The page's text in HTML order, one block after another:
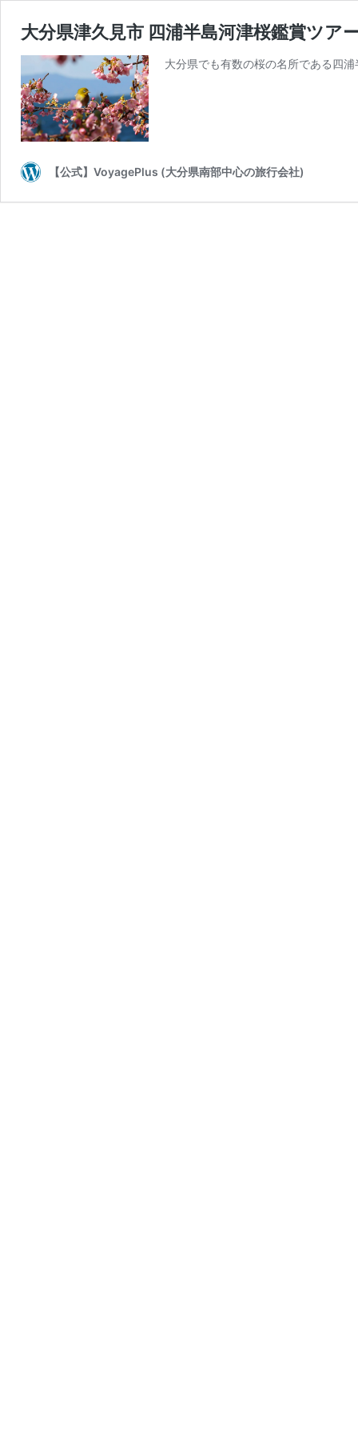
大分県津久見市 四浦半島河津桜鑑賞ツア
大分県でも有数の桜の名所である四
【公式】VoyagePlus (大分県南部中心の旅行会社)